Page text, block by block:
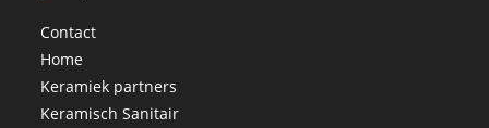
Contact
Home
Keramiek partners
Keramisch Sanitair